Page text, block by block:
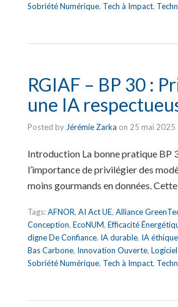
Sobriété Numérique, Tech à Impact,
RGIAF – BP 30 :
une IA
Posted by Jérémie Zarka on 25 mai 2025
Introduction La bonne pratique BP
l’importance de privilégier des
moins gourmands en données.
Tags:AFNOR, AI Act UE, Alliance
Conception, EcoNUM, Efficacité
digne De Confiance, IA durable, IA éthique
Bas Carbone, Innovation Ouverte,
Sobriété Numérique, Tech à Impact,